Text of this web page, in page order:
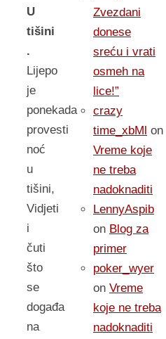
U
tišini
.
Lijepo
je
ponekada
provesti
noć
u
tišini,
Vidjeti
i
čuti
što
se
događa
na
Zvezdani
donese
sreću i vrati
osmeh na
lice!”
crazy
time_xbMl on
Vreme koje
ne treba
nadoknaditi
LennyAspib
on Blog za
primer
poker_wyer
on Vreme
koje ne treba
nadoknaditi